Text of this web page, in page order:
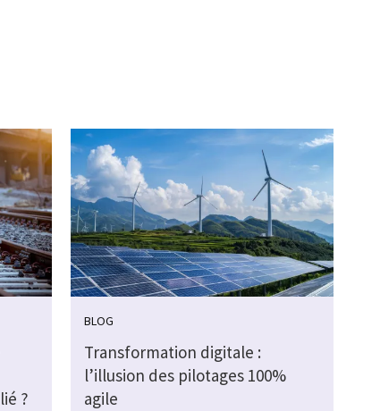
?
BLOG
Transformation digitale :
l’illusion des pilotages 100%
agile